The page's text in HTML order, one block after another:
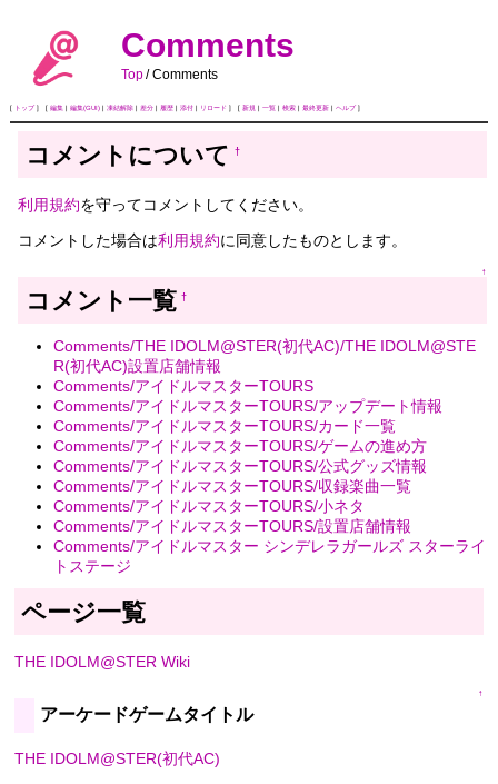
Comments
Top/ Comments
[ トップ] [ 編集 | 編集(GUI)| 凍結解除| 差分| 履歴| 添付| リロード ] [ 新規 | 一覧| 検索| 最終更新| ヘルプ]
コメントについて †
利用規約を守ってコメントしてください。
コメントした場合は利用規約に同意したものとします。
↑
コメント一覧 †
Comments/THE IDOLM@STER(初代AC)/THE IDOLM@STE
R(初代AC)設置店舗情報
Comments/アイドルマスターTOURS
Comments/アイドルマスターTOURS/アップデート情報
Comments/アイドルマスターTOURS/カード一覧
Comments/アイドルマスターTOURS/ゲームの進め方
Comments/アイドルマスターTOURS/公式グッズ情報
Comments/アイドルマスターTOURS/収録楽曲一覧
Comments/アイドルマスターTOURS/小ネタ
Comments/アイドルマスターTOURS/設置店舗情報
Comments/アイドルマスター シンデレラガールズ スターライ
トステージ
ページ一覧
THE IDOLM@STER Wiki
↑
アーケードゲームタイトル
THE IDOLM@STER(初代AC)